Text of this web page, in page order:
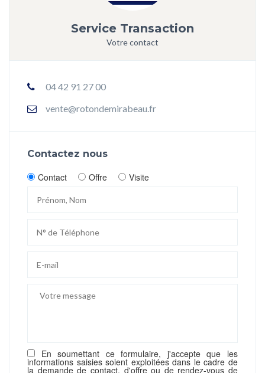
Service Transaction
Votre contact
04 42 91 27 00
vente@rotondemirabeau.fr
Contactez nous
Contact Offre Visite
En soumettant ce formulaire, j'accepte que les
informations saisies soient exploitées dans le cadre de
la demande de contact, d'offre ou de rendez-vous de